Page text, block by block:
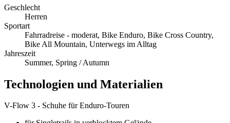
Geschlecht
Herren
Sportart
Fahrradreise - moderat, Bike Enduro, Bike Cross Country,
Bike All Mountain, Unterwegs im Alltag
Jahreszeit
Summer, Spring / Autumn
Technologien und Materialien
V-Flow 3 - Schuhe für Enduro-Touren